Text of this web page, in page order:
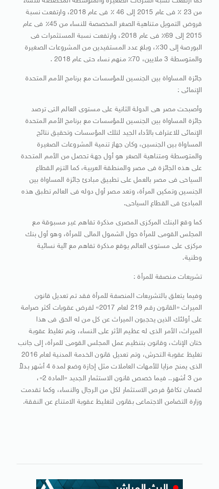
من 23 ٪ فى عام 2015 إلى 46 ٪ فى عام 2018، وارتفعت نسبة
قروض التمويل متناهية الصغر المخصصة للنساء من 45٪ فى عام
2015 إلى 69٪ فى عام 2018، وارتفعت نسبة المستثمرات فى
البورصة إلى 30٪، وبلغ عدد المستفيدين من المشروعات الصغيرة
والمتوسطة 3 ملايين، 70٪ منهم نساء حتى عام 2018 .
جائزة المساواة بين الجنسين للمؤسسات مع برنامج الأمم المتحدة
الإنمائى :
وأصبحت مصر هى الدولة الثانية على مستوى العالم التى ترصد
جائزة المساواة بين الجنسين للمؤسسات مع برنامج الأمم المتحدة
الإنمائى للاعتراف بالأداء الجيد لتلك المؤسسات وتحقيق نتائج
المساواة بين الجنسين، وكان جهاز تنمية المشروعات الصغيرة
والمتوسطة ومتناهية الصغر هو أول جهة تحصل من الأمم المتحدة
على هذه الجائزة فى مصر والمنطقة العربية، كما التزم القطاع
السياحى فى مصر بالعمل على تطبيق مبادئ جائزة المساواة بين
الجنسين وتمكين المرأة، وتعد مصر أول دوله فى العالم تطبق هذه
المبادئ فى القطاع السياحى.
كما وقع البنك المركزى المصرى مذكرة تفاهم غير مسبوقة مع
المجلس القومى للمرأة حول الشمول المالى للمرأة، وهو أول بنك
مركزى على مستوى العالم يوقع مذكرة تفاهم مع آلية نسائية
وطنية.
تشريعات منصفة للمرأة :
وفيما يتعلق بالتشريعات المنصفة للمرأة فقد تم تعديل قانون
الميراث «القانون رقم 219 لعام 2017» لفرض عقوبات أكثر صرامة
على أولئك الذين يحجبون الميراث عن كل من له الحق فى هذا
الميراث، الأمر الذى له عظيم الأثر على النساء، وتم تغليظ عقوبة
ختان الإناث، وقانون بتنظيم عمل المجلس القومى للمرأة، إلى جانب
تغليظ عقوبة التحرش، وتم تعديل قانون الخدمة المدنية لعام 2016
الذى يمنح مزايا للأمهات العاملات مثل إجازة وضع لمدة 4 أشهر بدلاً
من 3 أشهر.. فيما خصص قانون الاستثمار الجديد «المادة 2»،
لضمان تكافؤ فرص الاستثمار لكل من الرجال والنساء، وكما تقدمت
وزارة التضامن الاجتماعى بقانون لتغليظ عقوبة الامتناع عن النفقة.